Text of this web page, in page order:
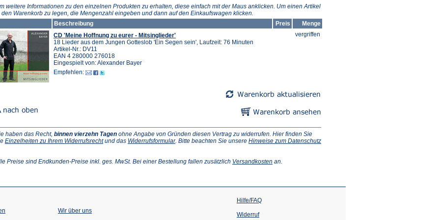
Tab)
weitere Informationen zu den einzelnen Produkten zu erhalten, diese einfach mit der Maus anklicken. Um einen Artikel
den Warenkorb zu legen, die Mengenzahl eingeben und dann auf den Einkaufswagen klicken.
Beschreibung
Preis
Menge
CD 'Meine Hoffnung zu eurer - Mitsinglieder'
18 Lieder aus dem Jungen Gotteslob 'Ein Segen sein', Laufzeit: 76 Minuten
Artikel-Nr.: DV11
EAN 4 280000 276018
Eingespielt von: Alexander Bayer
Empfehlen:
vergriffen
haben das Recht, binnen vierzehn Tagen ohne Angabe von Gründen diesen Vertrag zu widerrufen. Hier finden Sie
Einzelheiten zu Ihrem Widerrufsrecht(Öffnet
neuen
und das Widerrufsformular(Öffnet
neuen
. Bitte beachten Sie unsere Hinweise zum Datenschutz
Preise sind Endkunden-Preise inkl. ges. MwSt. Bei einer Bestellung fallen zusätzlich Versandkosten (Öffnet
Tab)
an.
Wir über uns
Hilfe/FAQ
Widerruf